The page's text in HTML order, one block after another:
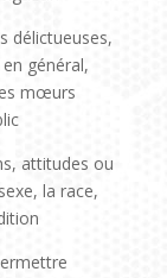
délictueuses,
général,
mœurs
attitudes ou
la race,